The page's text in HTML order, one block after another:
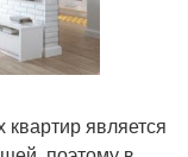
является